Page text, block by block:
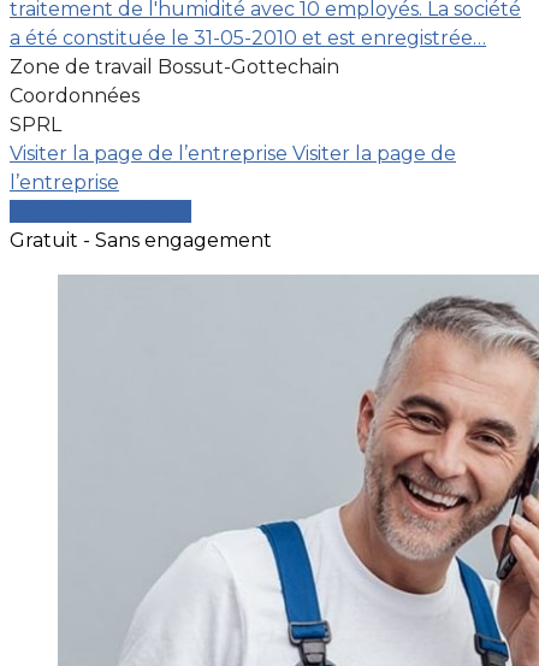
traitement de l'humidité avec 10 employés. La société
a été constituée le 31-05-2010 et est enregistrée…
Zone de travail Bossut-Gottechain
Coordonnées
SPRL
Visiter la page de l’entreprise Visiter la page de
l’entreprise
Gratuit - Sans engagement